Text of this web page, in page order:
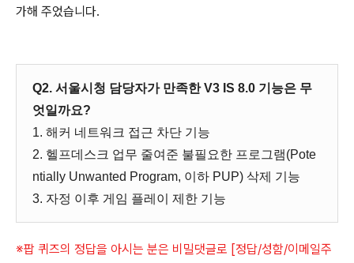
가해 주었습니다.
Q2. 서울시청 담당자가 만족한 V3 IS 8.0 기능은 무
엇일까요?
1. 해커 네트워크 접근 차단 기능
2. 헬프데스크 업무 줄여준 불필요한 프로그램(Pote
ntially Unwanted Program, 이하 PUP) 삭제 기능
3. 자정 이후 게임 플레이 제한 기능
※팝 퀴즈의 정답을 아시는 분은 비밀댓글로 [정답/성함/이메일주